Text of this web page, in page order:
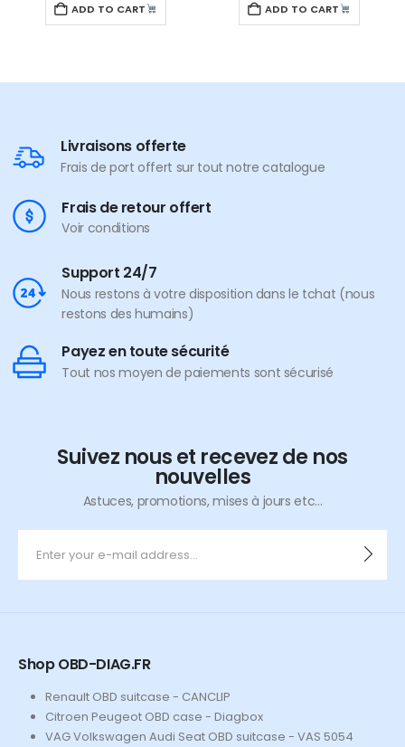
ADD TO CART ADD TO CART
Livraisons offerte
Frais de port offert sur tout notre catalogue
Frais de retour offert
Voir conditions
Support 24/7
Nous restons à votre disposition dans le tchat (nous
restons des humains)
Payez en toute sécurité
Tout nos moyen de paiements sont sécurisé
Suivez nous et recevez de nos
nouvelles
Astuces, promotions, mises à jours etc...
Shop OBD-DIAG.FR
Renault OBD suitcase - CANCLIP
Citroen Peugeot OBD case - Diagbox
VAG Volkswagen Audi Seat OBD suitcase - VAS 5054